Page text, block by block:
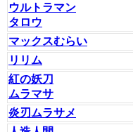
ウルトラマン
タロウ
マックスむらい
リリム
紅の妖刀
ムラマサ
炎刃ムラサメ